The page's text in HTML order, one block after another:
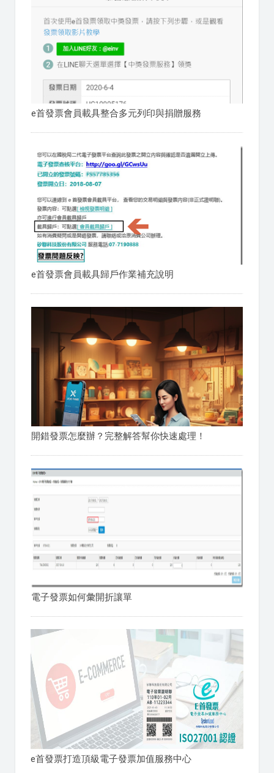
e首發票會員載具整合多元列印與捐贈服務
e首發票會員載具歸戶作業補充說明
開錯發票怎麼辦？完整解答幫你快速處理！
電子發票如何彙開折讓單
e首發票打造頂級電子發票加值服務中心